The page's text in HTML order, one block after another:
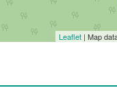
Leaflet | Map